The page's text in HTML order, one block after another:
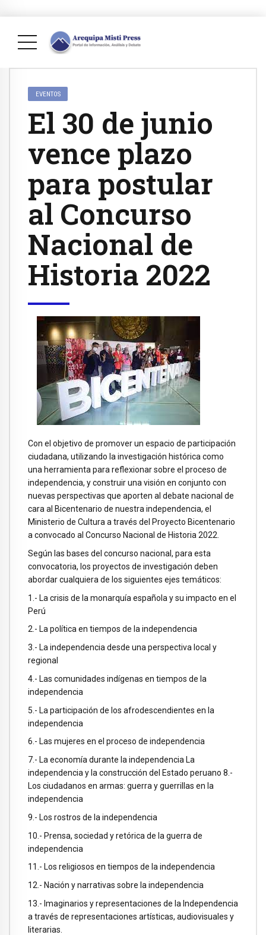
EVENTOS
El 30 de junio
vence plazo
para postular
al Concurso
Nacional de
Historia 2022
Con el objetivo de promover un espacio de participación
ciudadana, utilizando la investigación histórica como
una herramienta para reflexionar sobre el proceso de
independencia, y construir una visión en conjunto con
nuevas perspectivas que aporten al debate nacional de
cara al Bicentenario de nuestra independencia, el
Ministerio de Cultura a través del Proyecto Bicentenario
a convocado al Concurso Nacional de Historia 2022.
Según las bases del concurso nacional, para esta
convocatoria, los proyectos de investigación deben
abordar cualquiera de los siguientes ejes temáticos:
1.- La crisis de la monarquía española y su impacto en el
Perú
2.- La política en tiempos de la independencia
3.- La independencia desde una perspectiva local y
regional
4.- Las comunidades indígenas en tiempos de la
independencia
5.- La participación de los afrodescendientes en la
independencia
6.- Las mujeres en el proceso de independencia
7.- La economía durante la independencia La
independencia y la construcción del Estado peruano 8.-
Los ciudadanos en armas: guerra y guerrillas en la
independencia
9.- Los rostros de la independencia
10.- Prensa, sociedad y retórica de la guerra de
independencia
11.- Los religiosos en tiempos de la independencia
12.- Nación y narrativas sobre la independencia
13.- Imaginarios y representaciones de la Independencia
a través de representaciones artísticas, audiovisuales y
literarias.